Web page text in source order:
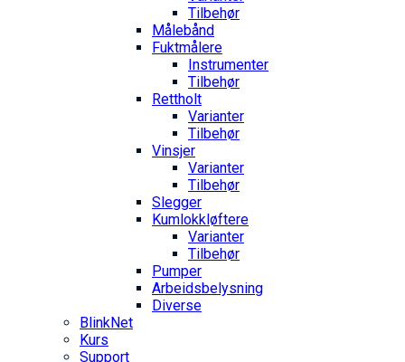
Tilbehør
Målebånd
Fuktmålere
Instrumenter
Tilbehør
Rettholt
Varianter
Tilbehør
Vinsjer
Varianter
Tilbehør
Slegger
Kumlokkløftere
Varianter
Tilbehør
Pumper
Arbeidsbelysning
Diverse
BlinkNet
Kurs
Support